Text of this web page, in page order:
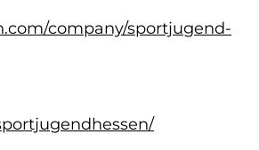
company/sportjugend-